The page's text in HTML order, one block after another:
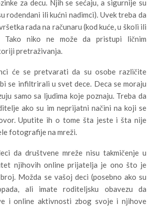
za decu. Njih se sećaju, a sigurnije su
rođendani ili kućni nadimci). Uvek treba da
rada na računaru (kod kuće, u školi ili
Tako niko ne može da pristupi ličnim
pretraživanja.
će se pretvarati da su osobe različite
se infiltrirali u svet dece. Deca se moraju
samo sa ljudima koje poznaju. Treba da
ako su im neprijatni načini na koji se
Uputite ih o tome šta jeste i šta nije
fotografije na mreži.
da društvene mreže nisu takmičenje u
njihovih online prijatelja je ono što je
Možda se vašoj deci (posebno ako su
ali imate roditeljsku obavezu da
i online aktivnosti zbog svoje i njihove